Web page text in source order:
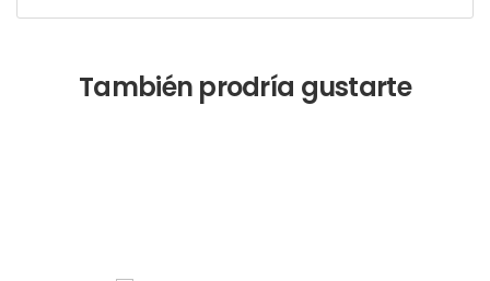
También prodría gustarte